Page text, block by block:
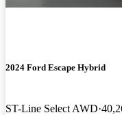
2024 Ford Escape Hybrid
ST-Line Select AWD